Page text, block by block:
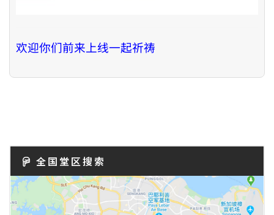
欢迎你们前来上线一起祈祷
全国堂区搜索